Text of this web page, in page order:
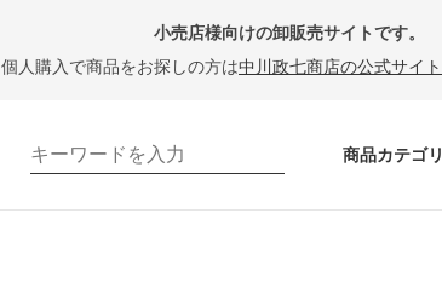
小売店様向けの卸販売サイトです。
個人購入で商品をお探しの方は中川政七商店の公式サイト
商品カテゴリ